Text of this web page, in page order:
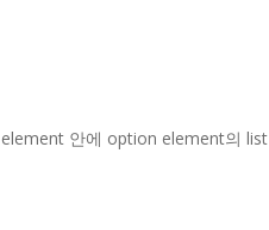
안에 option element의 list